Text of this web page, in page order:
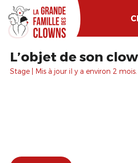
L’objet de son
Stage | Mis à jour il y a environ 2 mois.